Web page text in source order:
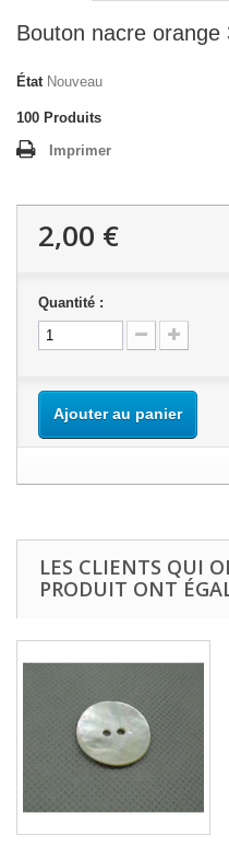
Bouton nacre orange
État Nouveau
100 Produits
Imprimer
2,00 €
Quantité :
Ajouter au panier
LES CLIENTS QUI
PRODUIT ONT